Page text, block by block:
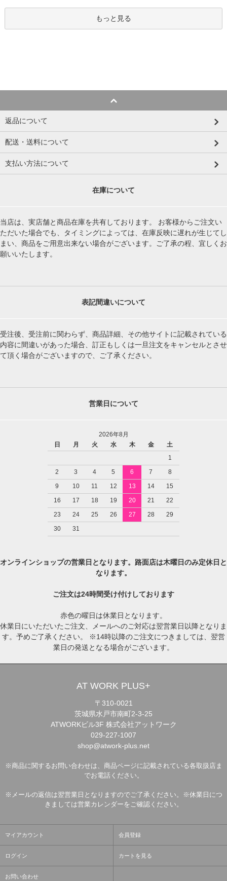
もっと見る
返品について
配送・送料について
支払い方法について
在庫について
当店は、実店舗と商品在庫を共有しております。 お客様からご注文い
ただいた場合でも、タイミングによっては、在庫反映に遅れが生じてし
まい、商品をご用意出来ない場合がございます。ご了承の程、宜しくお
願いいたします。
表記間違いについて
受注後、受注前に関わらず、商品詳細、その他サイトに記載されている
内容に間違いがあった場合、訂正もしくは一旦注文をキャンセルとさせ
て頂く場合がございますので、ご了承ください。
営業日について
2026年8月
日
月 火 水 木 金
土
1
2
3 4 5 6 7
8
9
10 11 12 13 14
15
16
17 18 19 20 21
22
23
24 25 26 27 28
29
30
31
オンラインショップの営業日となります。路面店は木曜日のみ定休日と
なります。
ご注文は24時間受け付けしております
赤色の曜日は休業日となります。
休業日にいただいたご注文、メールへのご対応は翌営業日以降となりま
す。予めご了承ください。 ※14時以降のご注文につきましては、翌営
業日の発送となる場合がございます。
AT WORK PLUS+
〒310-0021
茨城県水戸市南町2-3-25
ATWORKビル3F 株式会社アットワーク
029-227-1007
shop@atwork-plus.net
※商品に関するお問い合わせは、商品ページに記載されている各取扱店ま
でお電話ください。
※メールの返信は翌営業日となりますのでご了承ください。※休業日につ
きましては営業カレンダーをご確認ください。
マイアカウント 会員登録
ログイン カートを見る
お問い合わせ